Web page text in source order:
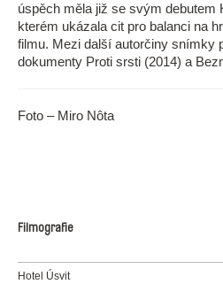
úspěch měla již se svým debutem
kterém ukázala cit pro balanci na
filmu. Mezi další autorčiny snímky
dokumenty Proti srsti (2014) a
Foto – Miro Nôta
Filmografie
Hotel Úsvit